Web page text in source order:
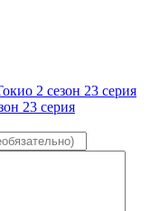
23 серия